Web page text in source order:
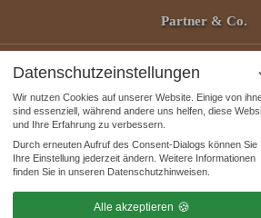
Datenschutzeinstellungen
Wir nutzen Cookies auf unserer Website. Einige von
sind essenziell, während andere uns helfen, diese
und Ihre Erfahrung zu verbessern.
Durch erneuten Aufruf des Consent-Dialogs können Sie
Ihre Einstellung jederzeit ändern. Weitere Informationen
finden Sie in unseren Datenschutzhinweisen.
Alle akzeptieren
Partner & Co.
Gutscheine
Wellness & Spa Pirmin
3905 Saas Almagell,
Tel. +41 (0)27 957 23 01 / Fax +41
info@wellnesshotel-
www.wellnesshotel-